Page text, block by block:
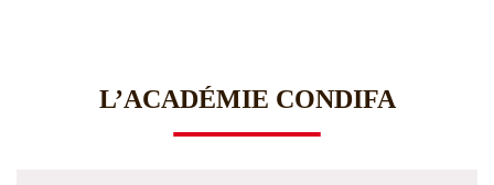
L’ACADÉMIE CONDIFA